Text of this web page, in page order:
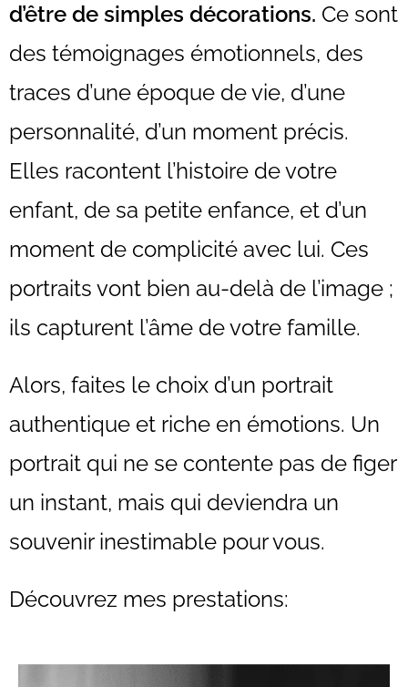
d’être de simples décorations. Ce sont
des témoignages émotionnels, des
traces d’une époque de vie, d’une
personnalité, d’un moment précis.
Elles racontent l’histoire de votre
enfant, de sa petite enfance, et d’un
moment de complicité avec lui. Ces
portraits vont bien au-delà de l’image ;
ils capturent l’âme de votre famille.
Alors, faites le choix d’un portrait
authentique et riche en émotions. Un
portrait qui ne se contente pas de figer
un instant, mais qui deviendra un
souvenir inestimable pour vous.
Découvrez mes prestations: